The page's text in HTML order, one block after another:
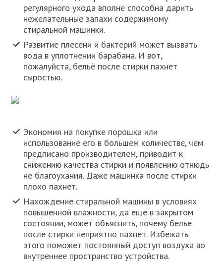
регулярного ухода вполне способна дарить
нежелательные запахи содержимому
стиральной машинки.
Развитие плесени и бактерий может вызвать
вода в уплотнении барабана. И вот,
пожалуйста, бельё после стирки пахнет
сыростью.
Экономия на покупке порошка или
использование его в большем количестве, чем
предписано производителем, приводит к
снижению качества стирки и появлению отнюдь
не благоухания. Даже машинка после стирки
плохо пахнет.
Нахождение стиральной машины в условиях
повышенной влажности, да еще в закрытом
состоянии, может объяснить, почему белье
после стирки неприятно пахнет. Избежать
этого поможет постоянный доступ воздуха во
внутреннее пространство устройства.